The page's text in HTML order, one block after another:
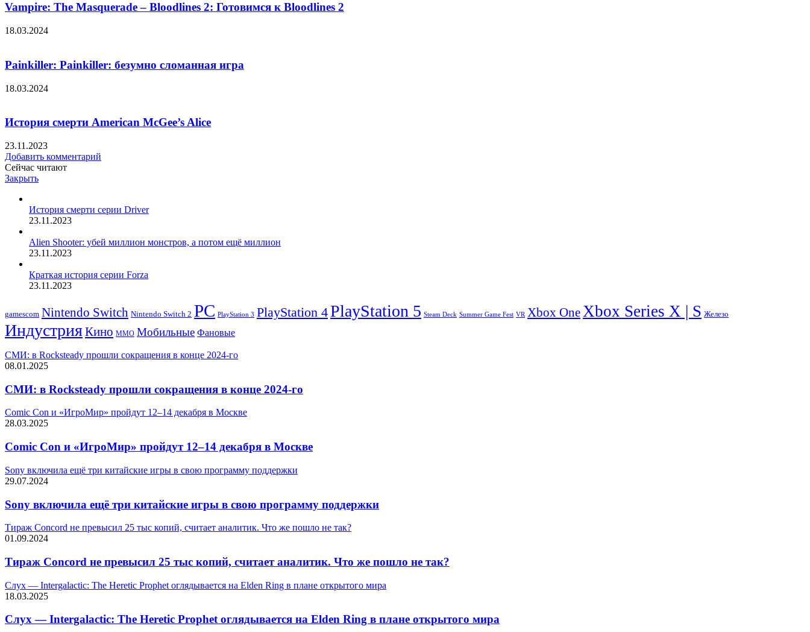
Vampire: The Masquerade – Bloodlines 2: Готовимся к Bloodlines 2
18.03.2024
Painkiller: Painkiller: безумно сломанная игра
18.03.2024
История смерти American McGee’s Alice
23.11.2023
Добавить комментарий
Сейчас читают
Закрыть
История смерти серии Driver
23.11.2023
Alien Shooter: убей миллион монстров, а потом ещё миллион
23.11.2023
Краткая история серии Forza
23.11.2023
gamescom Nintendo Switch Nintendo Switch 2 PC PlayStation 3 PlayStation 4PlayStation 5 Steam Deck Summer Game Fest VR Xbox OneXbox Series X | S Железо
ИндустрияКино ММО Мобильные Фановые
СМИ: в Rocksteady прошли сокращения в конце 2024-го
08.01.2025
СМИ: в Rocksteady прошли сокращения в конце 2024-го
Comic Con и «ИгроМир» пройдут 12–14 декабря в Москве
28.03.2025
Comic Con и «ИгроМир» пройдут 12–14 декабря в Москве
Sony включила ещё три китайские игры в свою программу поддержки
29.07.2024
Sony включила ещё три китайские игры в свою программу поддержки
Тираж Concord не превысил 25 тыс копий, считает аналитик. Что же пошло не так?
01.09.2024
Тираж Concord не превысил 25 тыс копий, считает аналитик. Что же пошло не так?
Слух — Intergalactic: The Heretic Prophet оглядывается на Elden Ring в плане открытого мира
18.03.2025
Слух — Intergalactic: The Heretic Prophet оглядывается на Elden Ring в плане открытого мира